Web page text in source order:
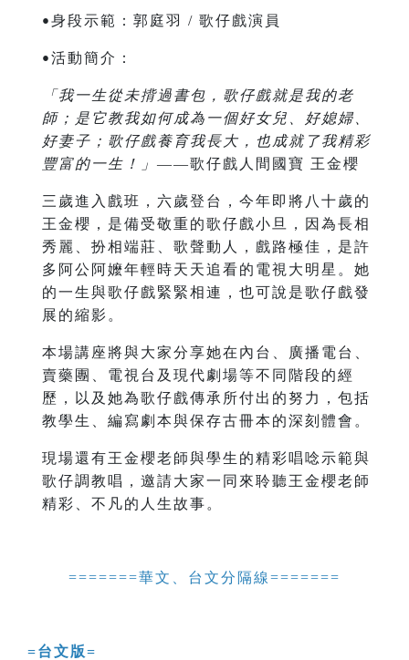
•身段示範：郭庭羽 / 歌仔戲演員
•活動簡介：
「我一生從未揹過書包，歌仔戲就是我的老
師；是它教我如何成為一個好女兒、好媳婦、
好妻子；歌仔戲養育我長大，也成就了我精彩
豐富的一生！」 ——歌仔戲人間國寶 王金櫻
三歲進入戲班，六歲登台，今年即將八十歲的
王金櫻，是備受敬重的歌仔戲小旦，因為長相
秀麗、扮相端莊、歌聲動人，戲路極佳，是許
多阿公阿嬤年輕時天天追看的電視大明星。她
的一生與歌仔戲緊緊相連，也可說是歌仔戲發
展的縮影。
本場講座將與大家分享她在內台、廣播電台、
賣藥團、電視台及現代劇場等不同階段的經
歷，以及她為歌仔戲傳承所付出的努力，包括
教學生、編寫劇本與保存古冊本的深刻體會。
現場還有王金櫻老師與學生的精彩唱唸示範與
歌仔調教唱，邀請大家一同來聆聽王金櫻老師
精彩、不凡的人生故事。
=======華文、台文分隔線=======
=台文版=